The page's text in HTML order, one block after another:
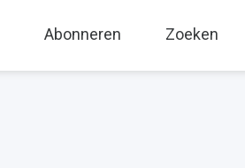
Abonneren Zoeken